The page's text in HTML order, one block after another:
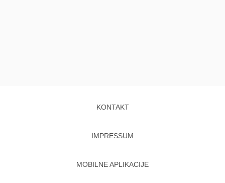
KONTAKT
IMPRESSUM
MOBILNE APLIKACIJE